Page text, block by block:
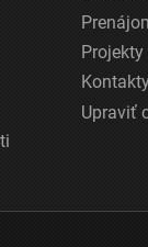
Projekty
Upraviť